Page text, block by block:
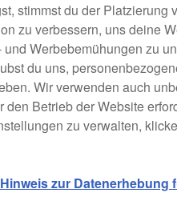
3.20
stimmst du der Platzierung
zu verbessern, uns deine
Werbebemühungen zu
du uns,
Wir verwenden auch
Betrieb der Website
zu verwalten,
Hinweis zur Datenerhebung